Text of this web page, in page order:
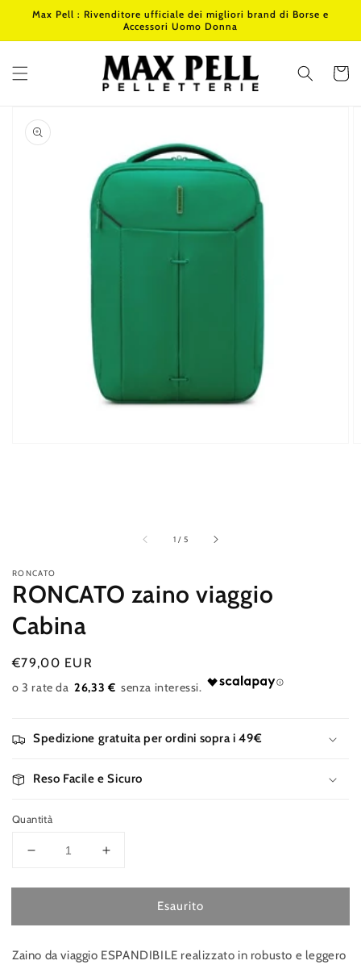
direttamente
Max Pell : Rivenditore ufficiale dei migliori brand di Borse e
Accessori Uomo Donna
Carrello
informazioni
sul prodotto
1 / di
5
RONCATO
RONCATO zaino viaggio
Cabina
Prezzo
di
€79,00 EUR
26,33 €
Spedizione gratuita per ordini sopra i 49€
Reso Facile e Sicuro
Quantità
Diminuisci
per
zaino
Cabina
Aumenta
per
RONCATO
zaino
Cabina
Esaurito
Zaino da viaggio ESPANDIBILE realizzato in robusto e leggero